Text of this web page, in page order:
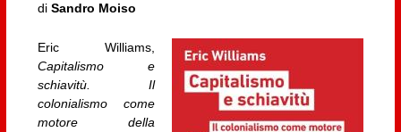
di Sandro Moiso
Eric Williams,
Capitalismo e
schiavitù. Il
colonialismo come
motore della